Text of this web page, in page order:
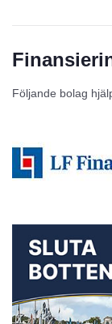
Följande bolag